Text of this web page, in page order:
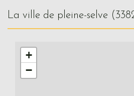
la ville de pleine-selve
+
−